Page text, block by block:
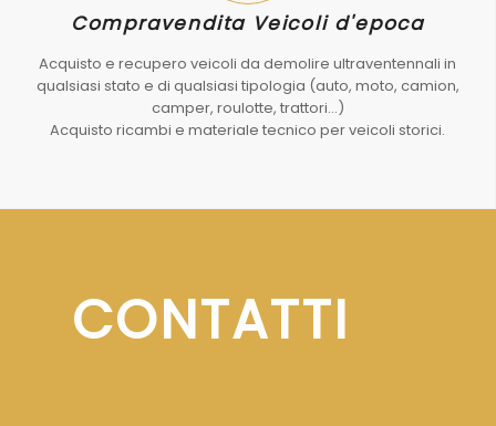
Compravendita Veicoli d'epoca
Acquisto e recupero veicoli da demolire ultraventennali in
qualsiasi stato e di qualsiasi tipologia (auto, moto, camion,
camper, roulotte, trattori…)
Acquisto ricambi e materiale tecnico per veicoli storici.
CONTATTI